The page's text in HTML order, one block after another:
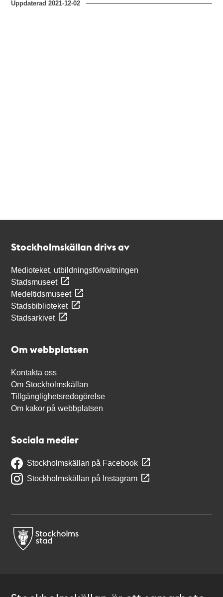
Uppdaterad2021-12-02
Stockholmskällan drivs av
Medioteket, utbildningsförvaltningen
Stadsmuseet
Medeltidsmuseet
Stadsbiblioteket
Stadsarkivet
Om webbplatsen
Kontakta oss
Om Stockholmskällan
Tillgänglighetsredogörelse
Om kakor på webbplatsen
Sociala medier
Stockholmskällan på Facebook
Stockholmskällan på Instagram